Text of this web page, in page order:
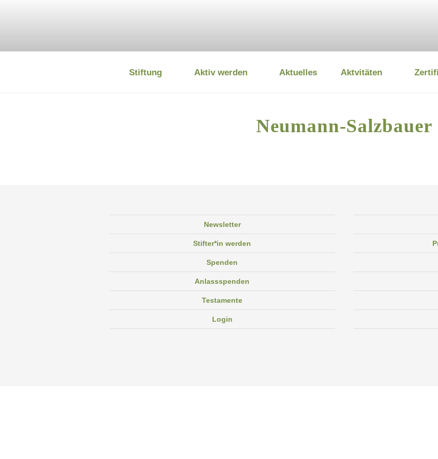
DEUTSCHE UMWELTSTIFTUNG
Stiftung Aktiv werden Aktuelles Aktvitäten
Neumann-Salzbauer
Newsletter
Stifter*in werden
Spenden
Anlassspenden
Testamente
Login